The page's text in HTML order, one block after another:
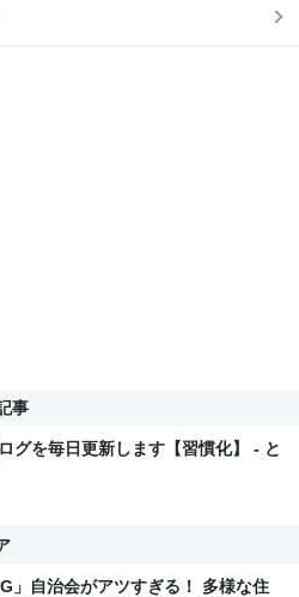
事
グを毎日更新します【習慣化】 - と
」自治会がアツすぎる！ 多様な住